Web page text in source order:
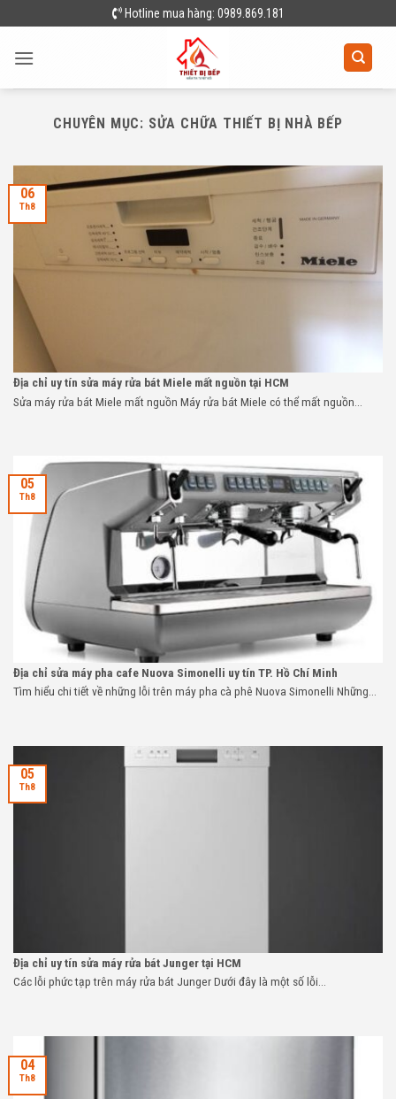
to
content
Hotline mua hàng: 0989.869.181
CHUYÊN MỤC: SỬA CHỮA THIẾT BỊ NHÀ BẾP
Địa chỉ uy tín sửa máy rửa bát Miele mất nguồn tại HCM
Sửa máy rửa bát Miele mất nguồn Máy rửa bát Miele có thể mất nguồn...
06
Th8
Địa chỉ sửa máy pha cafe Nuova Simonelli uy tín TP. Hồ Chí Minh
Tìm hiểu chi tiết về những lỗi trên máy pha cà phê Nuova Simonelli Những...
05
Th8
Địa chỉ uy tín sửa máy rửa bát Junger tại HCM
Các lỗi phức tạp trên máy rửa bát Junger Dưới đây là một số lỗi...
05
Th8
04
Th8